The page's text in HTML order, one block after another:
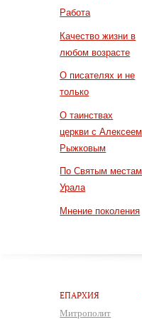
Работа
Качество жизни в
любом возрасте
О писателях и не
только
О таинствах
церкви с Алексеем
Рыжковым
По Святым местам
Урала
Мнение поколения
ЕПАРХИЯ
Митрополит